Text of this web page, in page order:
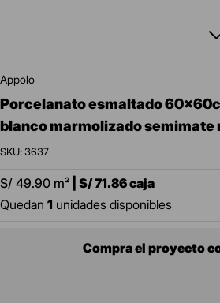
appolo
porcelanato esmaltado 60x60cm marquesina
blanco marmolizado
:3637
S/ 49.90 m² S/71.86caja
Quedan 1 unidades disponibles
Compra el proyecto